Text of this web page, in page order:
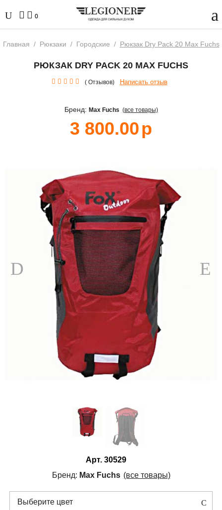
0
Главная / Рюкзаки / Городские / Рюкзак Dry Pack 20 Max Fuchs
РЮКЗАК DRY PACK 20 MAX FUCHS
( Отзывов) Написать отзыв
Бренд: Max Fuchs (все товары)
3 800.00р
Арт. 30529
Бренд: Max Fuchs (все товары)
Выберите цвет